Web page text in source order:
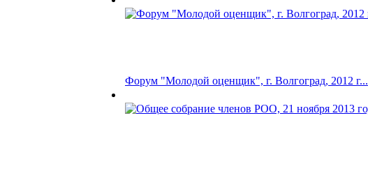
Форум "Молодой оценщик", г. Волгоград, 2012 г...